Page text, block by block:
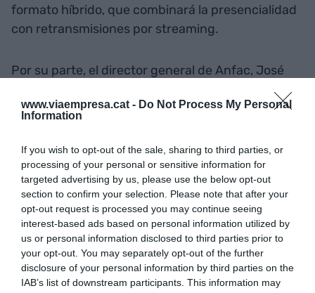
www.viaempresa.cat - Do Not Process My Personal
Information
If you wish to opt-out of the sale, sharing to third parties, or
processing of your personal or sensitive information for
targeted advertising by us, please use the below opt-out
section to confirm your selection. Please note that after your
opt-out request is processed you may continue seeing
interest-based ads based on personal information utilized by
us or personal information disclosed to third parties prior to
your opt-out. You may separately opt-out of the further
disclosure of your personal information by third parties on the
IAB’s list of downstream participants. This information may
formato híbrido, que combinará la presencialidad
con retransmisiones por streaming.
Por su parte, el director general de Anfac, José
automoción cómo uno de los motores de
"está trabajando para impulsar su transformación
hacia la movilidad del futuro". Según López-Tafall,
el sector tiene un "compromiso con el país",
puesto que representa el 11 % del PIB catalán y
genera cerca de dos millones de puestos de
trabajo.